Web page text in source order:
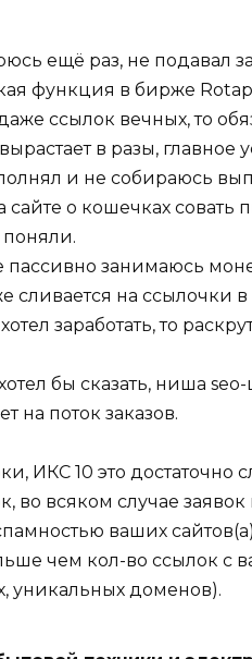
ещё раз, не подавал
функция в бирже
ссылок вечных, то
в разы, главное
и не собираюсь
о кошечках совать
пассивно занимаюсь
сливается на
заработать, то
бы сказать, ниша
на поток заказов.
ИКС 10 это достаточно
во всяком случае
ваших
чем кол-во ссылок с
уникальных доменов).